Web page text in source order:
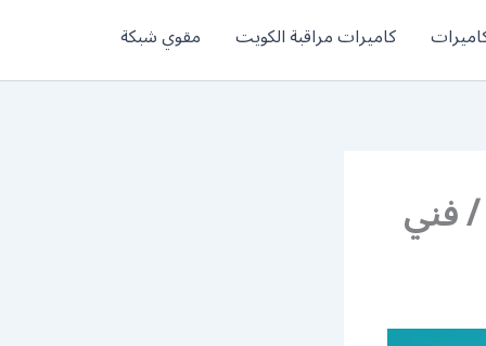
كاميرات مراقبة الكويت مقوي شبكة
رقم حداد غرف كيربي المنقف / 56585569 / فني